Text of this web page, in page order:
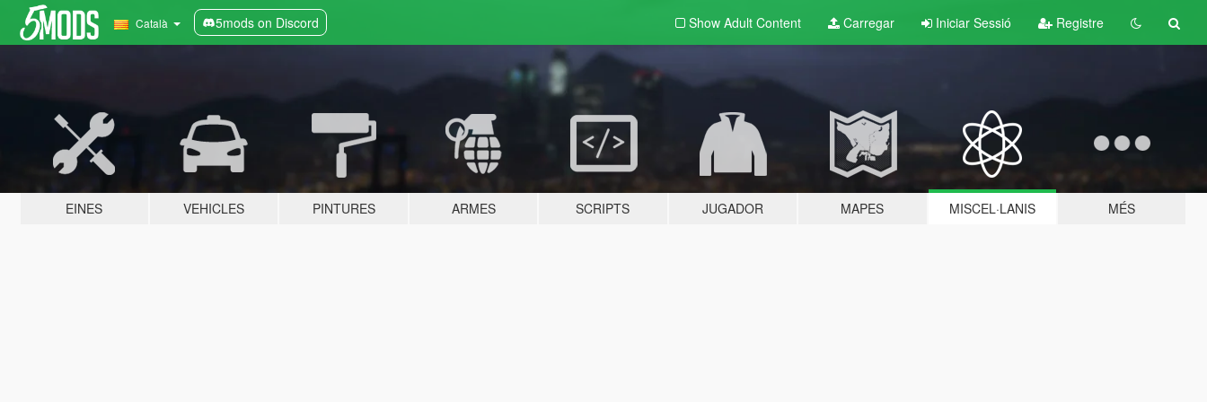
Català 5mods on Discord Show Adult Content Carregar Iniciar Sessió Registre
EINES VEHICLES PINTURES ARMES SCRIPTS JUGADOR MAPES MISCEL·LANIS MÉS